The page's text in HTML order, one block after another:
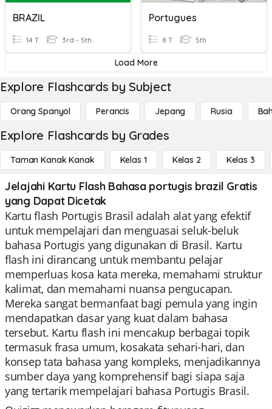
BRAZIL
14 T 3rd - 5th
Portugues
8 T 5th
Load More
Explore Flashcards by Subject
Orang Spanyol Perancis Jepang Rusia
Explore Flashcards by Grades
Taman Kanak Kanak Kelas 1 Kelas 2 Kelas 3
Jelajahi Kartu Flash Bahasa portugis brazil Gratis
yang Dapat Dicetak
Kartu flash Portugis Brasil adalah alat yang efektif
untuk mempelajari dan menguasai seluk-beluk
bahasa Portugis yang digunakan di Brasil. Kartu
flash ini dirancang untuk membantu pelajar
memperluas kosa kata mereka, memahami struktur
kalimat, dan memahami nuansa pengucapan.
Mereka sangat bermanfaat bagi pemula yang ingin
mendapatkan dasar yang kuat dalam bahasa
tersebut. Kartu flash ini mencakup berbagai topik
termasuk frasa umum, kosakata sehari-hari, dan
konsep tata bahasa yang kompleks, menjadikannya
sumber daya yang komprehensif bagi siapa saja
yang tertarik mempelajari bahasa Portugis Brasil.